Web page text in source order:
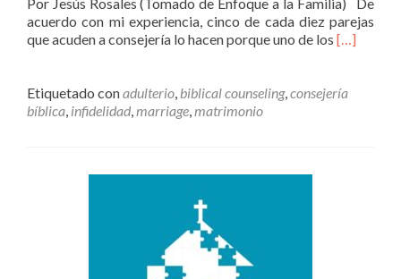
acuerdo con mi experiencia, cinco de cada diez parejas
que acuden a consejería lo hacen porque uno de los Leer
DESPUÉS
[…]
Etiquetado conadulterio, biblical counseling,consejería
bíblica, infidelidad,marriage,matrimonio